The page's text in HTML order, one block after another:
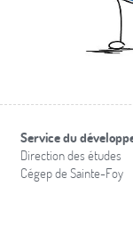
Service du
Direction des études
Cégep de Sainte-Foy